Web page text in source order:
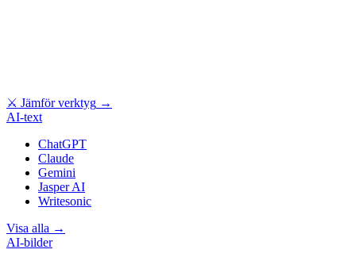
⚔ Jämför verktyg →
AI-text
ChatGPT
Claude
Gemini
Jasper AI
Writesonic
Visa alla →
AI-bilder